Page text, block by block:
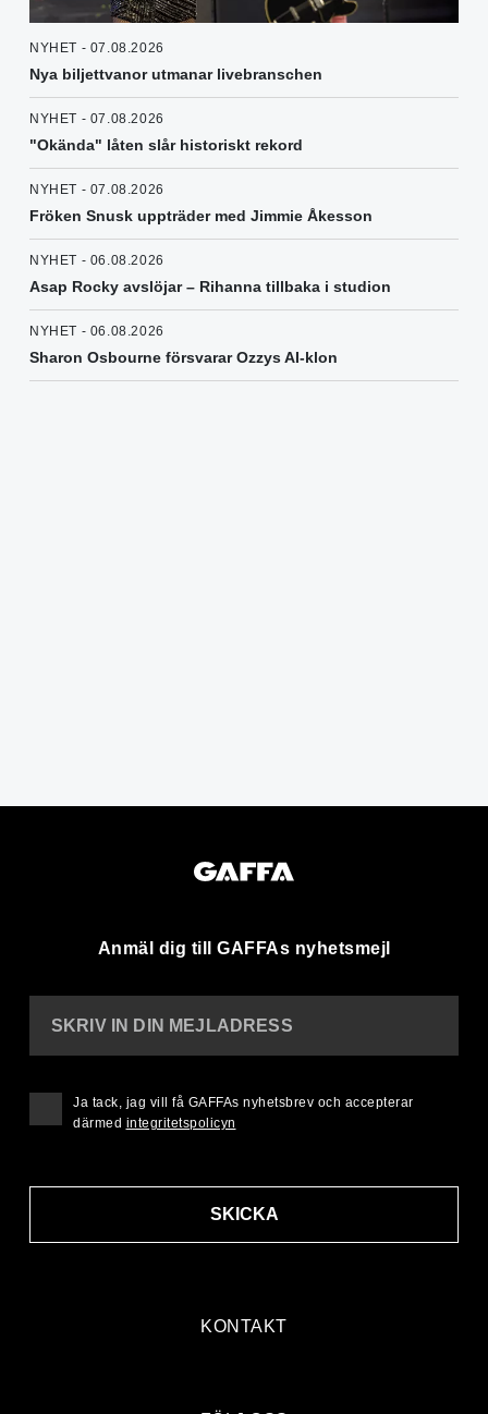
NYHET - 07.08.2026
Nya biljettvanor utmanar livebranschen
NYHET - 07.08.2026
"Okända" låten slår historiskt rekord
NYHET - 07.08.2026
Fröken Snusk uppträder med Jimmie Åkesson
NYHET - 06.08.2026
Asap Rocky avslöjar – Rihanna tillbaka i studion
NYHET - 06.08.2026
Sharon Osbourne försvarar Ozzys AI-klon
Anmäl dig till GAFFAs nyhetsmejl
KONTAKT
SKRIV IN DIN MEJLADRESS
SKICKA
Ja tack, jag vill få GAFFAs nyhetsbrev och accepterar
därmed integritetspolicyn